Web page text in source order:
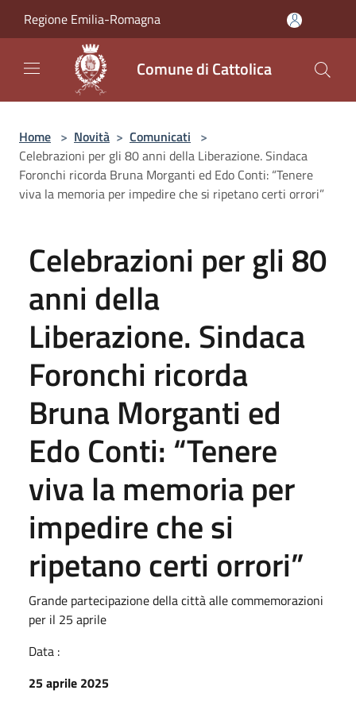
Regione Emilia-Romagna
Comune di Cattolica
Home > Novità > Comunicati >
Celebrazioni per gli 80 anni della Liberazione. Sindaca
Foronchi ricorda Bruna Morganti ed Edo Conti: “Tenere
viva la memoria per impedire che si ripetano certi orrori”
Celebrazioni per gli 80
anni della
Liberazione. Sindaca
Foronchi ricorda
Bruna Morganti ed
Edo Conti: “Tenere
viva la memoria per
impedire che si
ripetano certi orrori”
Grande partecipazione della città alle commemorazioni
per il 25 aprile
Data :
25 aprile 2025